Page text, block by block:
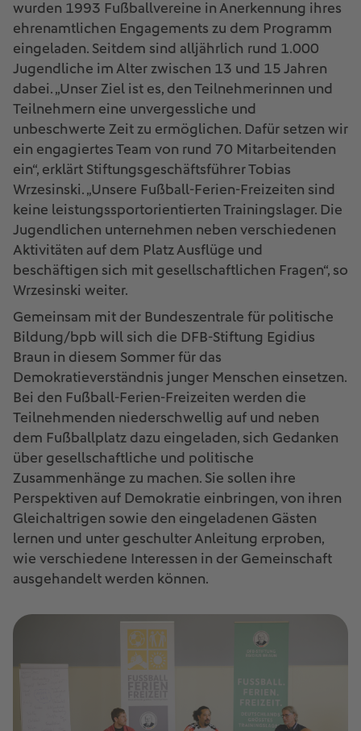
wurden 1993 Fußballvereine in Anerkennung ihres
ehrenamtlichen Engagements zu dem Programm
eingeladen. Seitdem sind alljährlich rund 1.000
Jugendliche im Alter zwischen 13 und 15 Jahren
dabei. „Unser Ziel ist es, den Teilnehmerinnen und
Teilnehmern eine unvergessliche und
unbeschwerte Zeit zu ermöglichen. Dafür setzen wir
ein engagiertes Team von rund 70 Mitarbeitenden
ein“, erklärt Stiftungsgeschäftsführer Tobias
Wrzesinski. „Unsere Fußball-Ferien-Freizeiten sind
keine leistungssportorientierten Trainingslager. Die
Jugendlichen unternehmen neben verschiedenen
Aktivitäten auf dem Platz Ausflüge und
beschäftigen sich mit gesellschaftlichen Fragen“, so
Wrzesinski weiter.
Gemeinsam mit der Bundeszentrale für politische
Bildung/bpb will sich die DFB-Stiftung Egidius
Braun in diesem Sommer für das
Demokratieverständnis junger Menschen einsetzen.
Bei den Fußball-Ferien-Freizeiten werden die
Teilnehmenden niederschwellig auf und neben
dem Fußballplatz dazu eingeladen, sich Gedanken
über gesellschaftliche und politische
Zusammenhänge zu machen. Sie sollen ihre
Perspektiven auf Demokratie einbringen, von ihren
Gleichaltrigen sowie den eingeladenen Gästen
lernen und unter geschulter Anleitung erproben,
wie verschiedene Interessen in der Gemeinschaft
ausgehandelt werden können.